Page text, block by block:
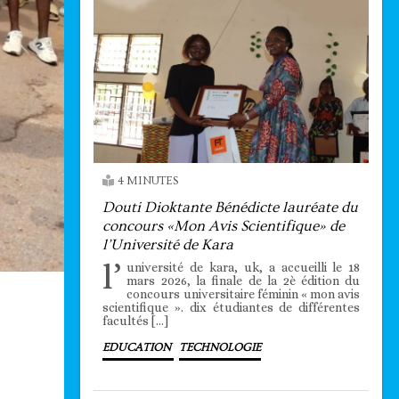
4 MINUTES
Douti Dioktante Bénédicte lauréate du
concours «Mon Avis Scientifique» de
l’Université de Kara
l’ université de kara, uk, a accueilli le 18
mars 2026, la finale de la 2è édition du
concours universitaire féminin « mon avis
scientifique ». dix étudiantes de différentes
facultés […]
EDUCATION TECHNOLOGIE